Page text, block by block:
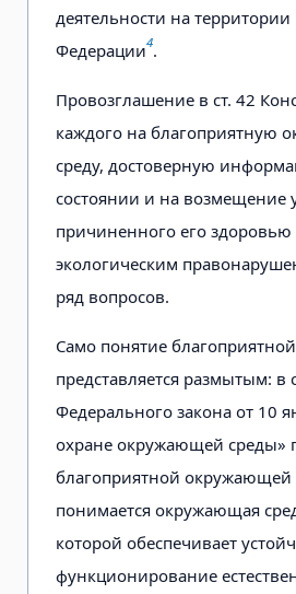
деятельности на территории
Федерации4.
Провозглашение в ст. 42
каждого на благоприятную
среду, достоверную
состоянии и на возмещение
причиненного его
экологическим
ряд вопросов.
Само понятие
представляется размытым: в
Федерального закона от 10
охране окружающей среды»
благоприятной окружающей
понимается окружающая
которой обеспечивает
функционирование